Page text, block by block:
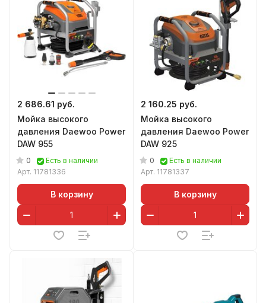
2 686.61 руб.
Мойка высокого
давления Daewoo Power
DAW 955
0
Есть в наличии
Арт. 11781336
В корзину
2 160.25 руб.
Мойка высокого
давления Daewoo Power
DAW 925
0
Есть в наличии
Арт. 11781337
В корзину